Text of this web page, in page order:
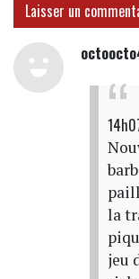
Laisser un
la
jeu